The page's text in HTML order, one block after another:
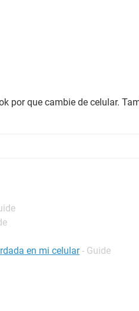
por que cambie de celular.
en mi celular - Guide